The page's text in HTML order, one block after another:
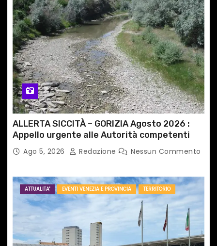
ALLERTA SICCITÀ – GORIZIA Agosto 2026 :
Appello urgente alle Autorità competenti
Ago 5, 2026 Redazione Nessun Commento
ATTUALITA' EVENTI VENEZIA E PROVINCIA TERRITORIO